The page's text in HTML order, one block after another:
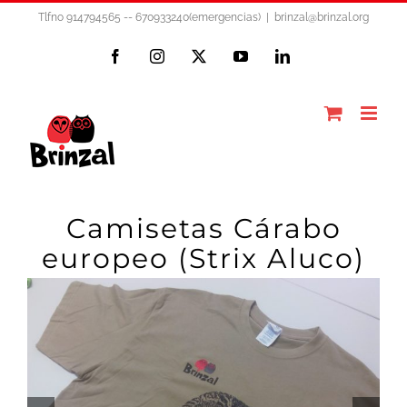
Tlfno 914794565 -- 670933240(emergencias) brinzal@brinzal.org
FacebookInstagram YouTubeLinkedIn
Camisetas Cárabo
europeo (Strix Aluco)